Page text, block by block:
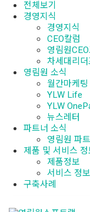
전체보기
경영지식
경영지식
CEO칼럼
영림원
차세대리더
영림원 소식
월간마케팅
YLW Life
YLW
뉴스레터
파트너 소식
영림원 파
제품 및 서비스 정
제품정보
서비스 정보
구축사례